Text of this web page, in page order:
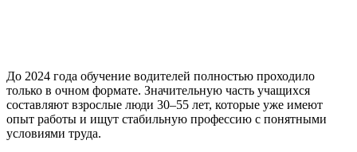
До 2024 года обучение водителей полностью проходило
только в очном формате. Значительную часть учащихся
составляют взрослые люди 30–55 лет, которые уже имеют
опыт работы и ищут стабильную профессию с понятными
условиями труда.